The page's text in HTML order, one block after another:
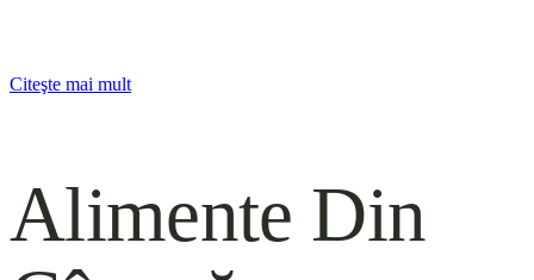
Citeşte mai mult
Alimente Din